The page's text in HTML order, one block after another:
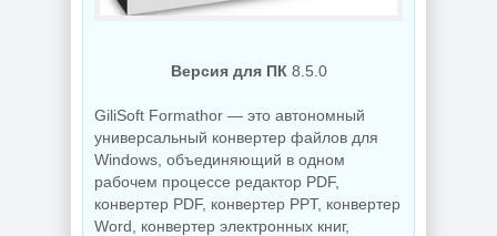
Создание
коллажей Shotcut
26.8.1 + Portable
PDF редактор
UPDF 2.5.7.0
Версия для ПК 8.5.0
GiliSoft Formathor — это автономный
универсальный конвертер файлов для
Windows, объединяющий в одном
рабочем процессе редактор PDF,
конвертер PDF, конвертер PPT, конвертер
Word, конвертер электронных книг,